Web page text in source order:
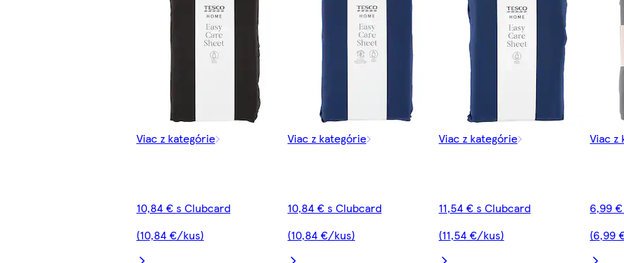
Viac z kategórie
10,84 € s Clubcard
(10,84 €/kus)
Viac z kategórie
10,84 € s Clubcard
(10,84 €/kus)
Viac z kategórie
11,54 € s Clubcard
(11,54 €/kus)
Viac z
6,99
(6,99